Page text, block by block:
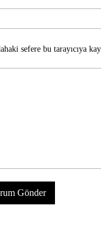
sefere bu tarayıcıya